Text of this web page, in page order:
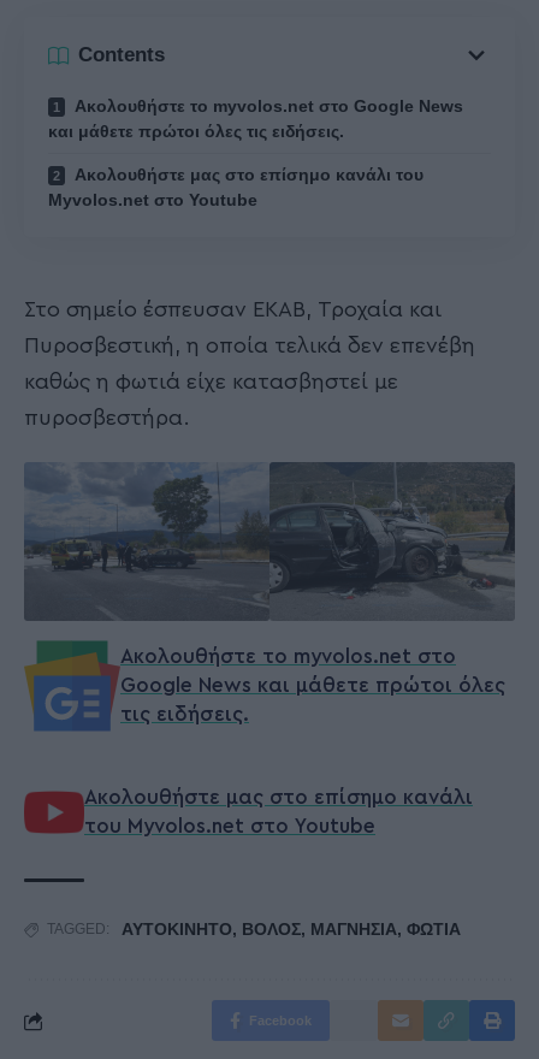
Contents
Ακολουθήστε το myvolos.net στο Google News
και μάθετε πρώτοι όλες τις ειδήσεις.
Ακολουθήστε μας στο επίσημο κανάλι του
Myvolos.net στο Youtube
Στο σημείο έσπευσαν ΕΚΑΒ, Τροχαία και
Πυροσβεστική, η οποία τελικά δεν επενέβη
καθώς η φωτιά είχε κατασβηστεί με
πυροσβεστήρα.
Ακολουθήστε το myvolos.net στο
Google News και μάθετε πρώτοι όλες
τις ειδήσεις.
Ακολουθήστε μας στο επίσημο κανάλι
του Myvolos.net στο Youtube
TAGGED: ΑΥΤΟΚΙΝΗΤΟ, ΒΟΛΟΣ, ΜΑΓΝΗΣΙΑ, ΦΩΤΙΑ
Facebook